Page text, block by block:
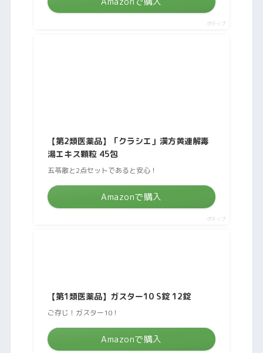
ポチップ
【第2類医薬品】「クラシエ」漢方黄連解毒
湯エキス顆粒 45包
五苓散と2点セットであると安心！
Amazonで購入
ポチップ
【第1類医薬品】ガスター10 S錠 12錠
ご存じ！ガスター10！
Amazonで購入